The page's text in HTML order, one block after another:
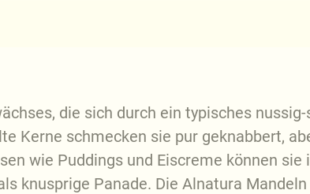
die sich durch ein typisches
Kerne schmecken sie pur geknabbert,
wie Puddings und Eiscreme können
knusprige Panade. Die Alnatura